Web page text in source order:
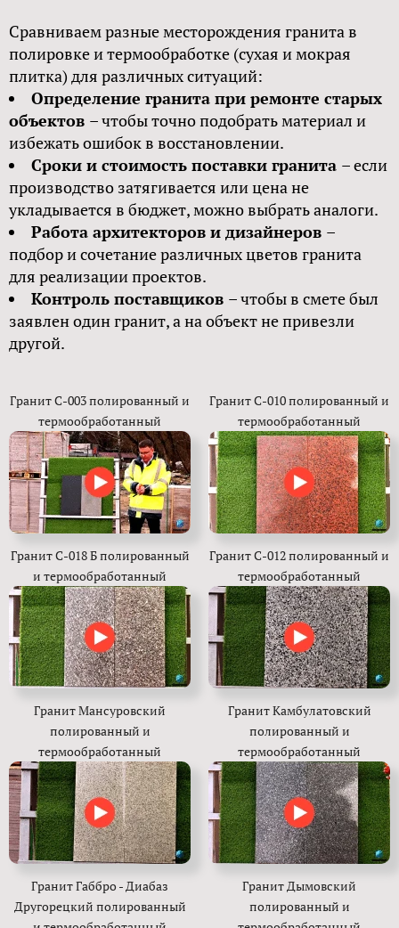
Сравниваем разные месторождения гранита в
полировке и термообработке (сухая и мокрая
плитка) для различных ситуаций:
Определение гранита при ремонте старых
объектов – чтобы точно подобрать материал и
избежать ошибок в восстановлении.
Сроки и стоимость поставки гранита – если
производство затягивается или цена не
укладывается в бюджет, можно выбрать аналоги.
Работа архитекторов и дизайнеров –
подбор и сочетание различных цветов гранита
для реализации проектов.
Контроль поставщиков – чтобы в смете был
заявлен один гранит, а на объект не привезли
другой.
Гранит С-003 полированный и
термообработанный
Гранит C-010 полированный и
термообработанный
Гранит C-018 Б полированный
и термообработанный
Гранит C-012 полированный и
термообработанный
Гранит Мансуровский
полированный и
термообработанный
Гранит Камбулатовский
полированный и
термообработанный
Гранит Габбро - Диабаз
Другорецкий полированный
Гранит Дымовский
полированный и